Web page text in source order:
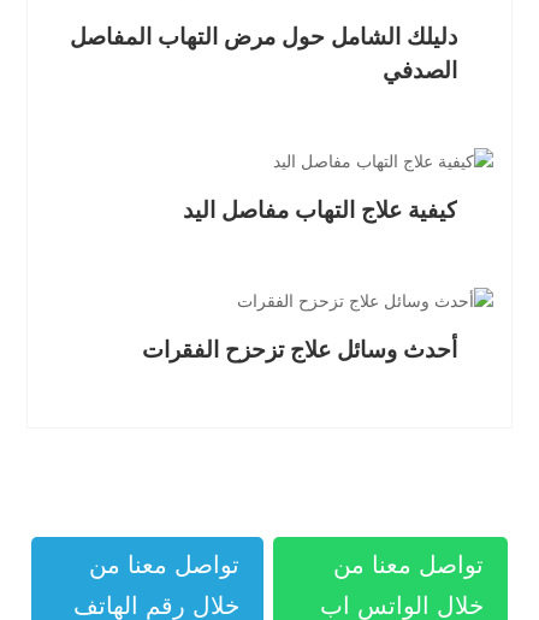
دليلك الشامل حول مرض التهاب المفاصل
الصدفي
كيفية علاج التهاب مفاصل اليد
أحدث وسائل علاج تزحزح الفقرات
تواصل معنا من
خلال الواتس اب
تواصل معنا من
خلال رقم الهاتف